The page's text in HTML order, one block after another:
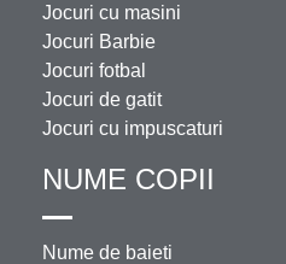
Jocuri cu masini
Jocuri Barbie
Jocuri fotbal
Jocuri de gatit
Jocuri cu impuscaturi
NUME COPII
Nume de baieti